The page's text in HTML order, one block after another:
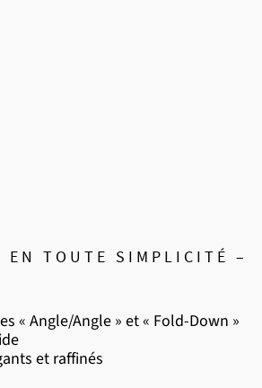
EN TOUTE SIMPLICITÉ –
« Angle/Angle » et « Fold-Down »
et raffinés